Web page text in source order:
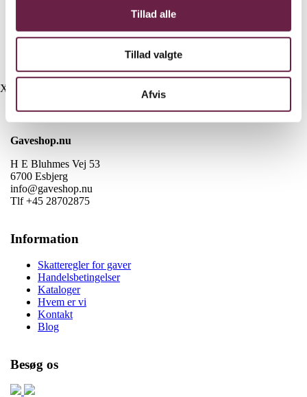
Tillad alle
Tillad valgte
Afvis
1 stk byGaard Smasher
1 stk byGaard handsker
1 stk byGaard Palet
X
Kontakt
Gaveshop.nu
H E Bluhmes Vej 53
6700 Esbjerg
info@gaveshop.nu
Tlf +45 28702875
Information
Skatteregler for gaver
Handelsbetingelser
Kataloger
Hvem er vi
Kontakt
Blog
Besøg os